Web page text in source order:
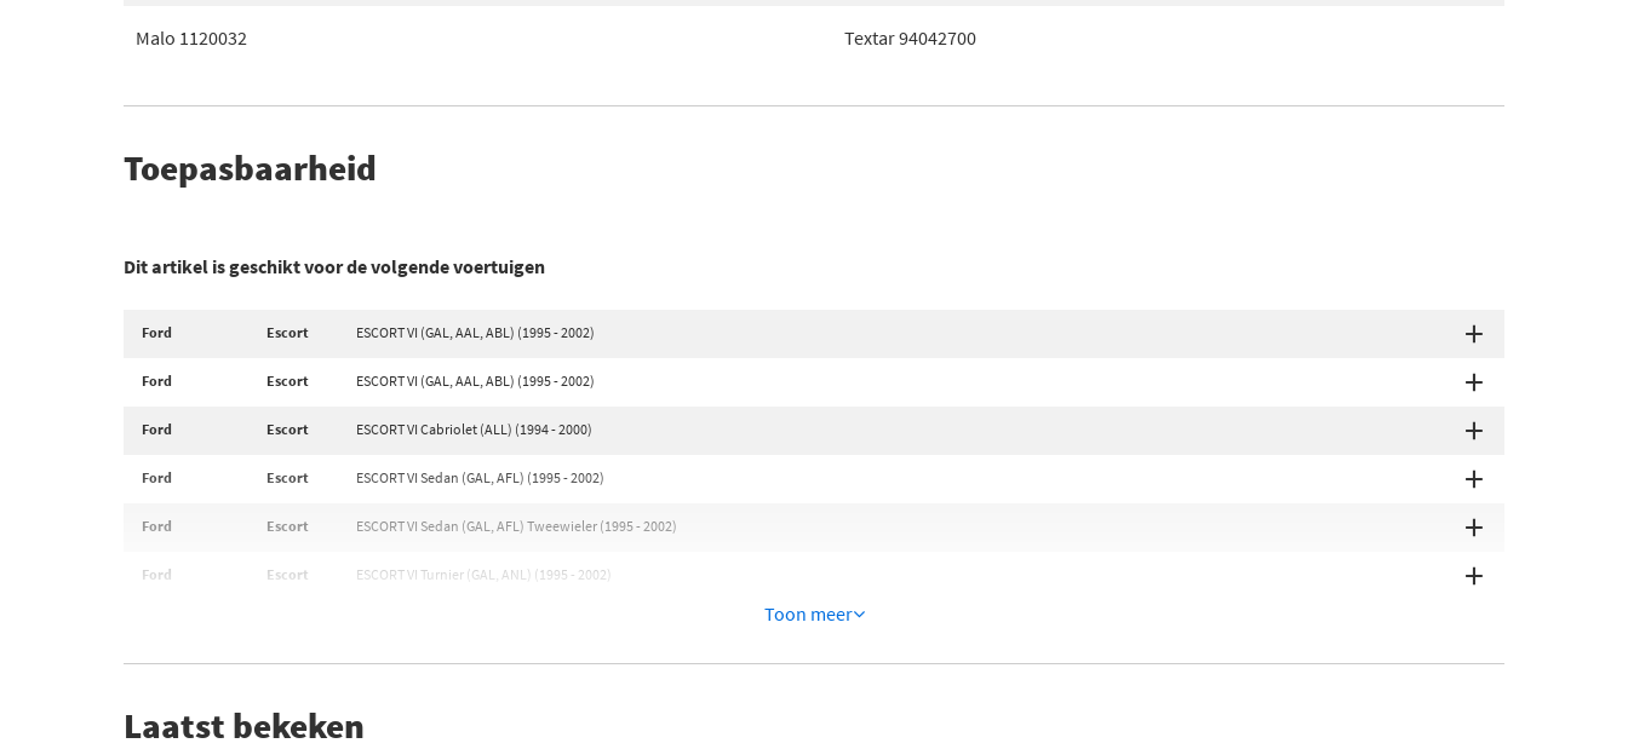
Malo 1120032 Textar 94042700
Toepasbaarheid
Dit artikel is geschikt voor de volgende voertuigen
Ford Escort ESCORT VI (GAL, AAL, ABL) (1995 - 2002)
Ford Escort ESCORT VI (GAL, AAL, ABL) (1995 - 2002)
Ford Escort ESCORT VI Cabriolet (ALL) (1994 - 2000)
Ford Escort ESCORT VI Sedan (GAL, AFL) (1995 - 2002)
Ford Escort ESCORT VI Sedan (GAL, AFL) Tweewieler (1995 - 2002)
Ford Escort ESCORT VI Turnier (GAL, ANL) (1995 - 2002)
Toon meer
Laatst bekeken